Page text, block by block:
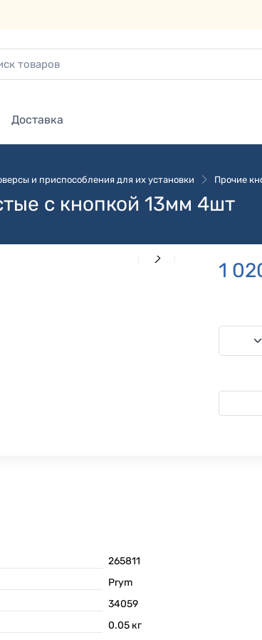
Доставка
и приспособления для их установки Прочие
с кнопкой 13мм 4шт
1
265811
Prym
34059
0.05 кг